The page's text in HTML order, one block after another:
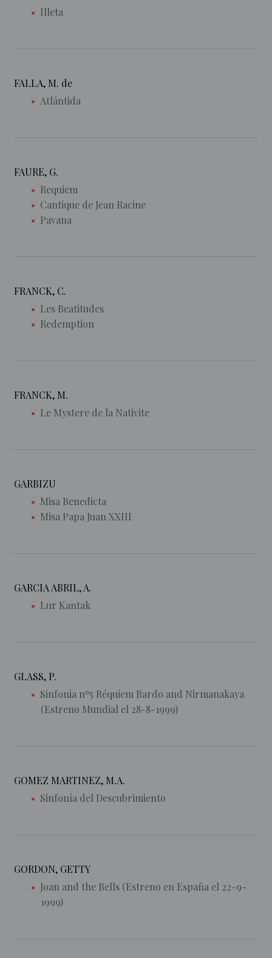
Illeta
FALLA, M. de
Atlántida
FAURE, G.
Requiem
Cantique de Jean Racine
Pavana
FRANCK, C.
Les Beatitudes
Redemption
FRANCK, M.
Le Mystere de la Nativite
GARBIZU
Misa Benedicta
Misa Papa Juan XXIII
GARCIA ABRIL, A.
Lur Kantak
GLASS, P.
Sinfonia nº5 Réquiem Bardo and Nirmanakaya
(Estreno Mundial el 28-8-1999)
GOMEZ MARTINEZ, M.A.
Sinfonía del Descubrimiento
GORDON, GETTY
Joan and the Bells (Estreno en España el 22-9-
1999)